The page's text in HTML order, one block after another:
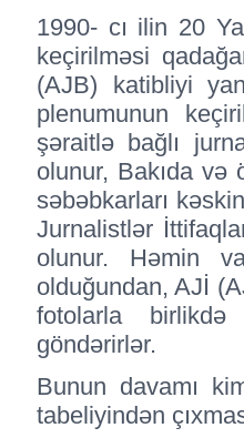
1990- cı ilin 20
keçirilməsi
(AJB) katibliyi
plenumunun
şəraitlə bağlı
olunur, Bakıda və
səbəbkarları
Jurnalistlər
olunur. Həmin
olduğundan, AJİ
fotolarla birlikdə
göndərirlər.
Bunun davamı
tabeliyindən